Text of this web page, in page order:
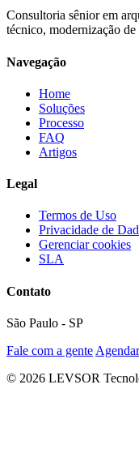
Consultoria sênior em
técnico, modernização
Navegação
Home
Soluções
Processo
FAQ
Artigos
Legal
Termos de Uso
Privacidade de
Gerenciar cookies
SLA
Contato
São Paulo - SP
Fale com a gente
© 2026 LEVSOR